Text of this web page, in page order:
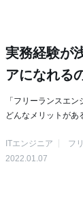
実務経験が
アになれる
「フリーランスエ
どんなメリットがあ
ITエンジニア
フ
2022.01.07